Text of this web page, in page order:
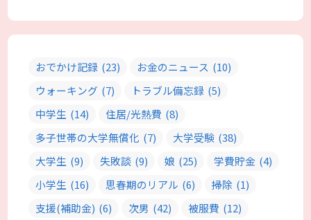
おでかけ記録 (23) お金のニュース (10)
ウォーキング (7) トラブル備忘録 (5)
中学生 (14) 住居/光熱費 (8)
多子世帯の大学無償化 (7) 大学受験 (38)
大学生 (9) 失敗談 (9) 娘 (25) 学費貯金 (4)
小学生 (16) 思春期のリアル (6) 掃除 (1)
支援(補助金) (6) 次男 (42) 被服費 (12)